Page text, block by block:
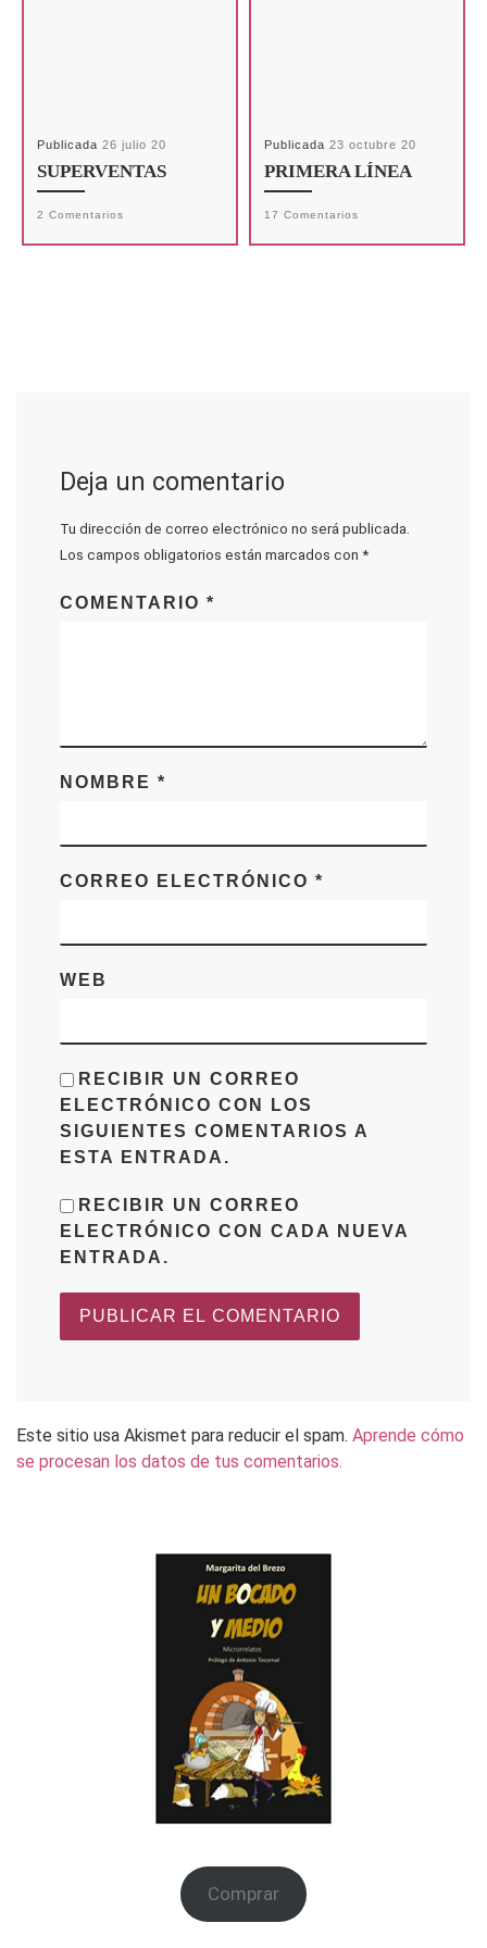
Publicada26 julio 20
SUPERVENTAS
2 Comentarios
Publicada23 octubre 20
PRIMERA LÍNEA
17 Comentarios
Deja un comentario
Tu dirección de correo electrónico no será publicada.
Los campos obligatorios están marcados con *
COMENTARIO *
NOMBRE *
CORREO ELECTRÓNICO *
WEB
RECIBIR UN CORREO
ELECTRÓNICO CON LOS
SIGUIENTES COMENTARIOS A
ESTA ENTRADA.
RECIBIR UN CORREO
ELECTRÓNICO CON CADA NUEVA
ENTRADA.
Este sitio usa Akismet para reducir el spam. Aprende cómo
se procesan los datos de tus comentarios.
Comprar